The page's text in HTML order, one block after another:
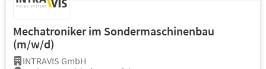
Mechatroniker im Sondermaschinenbau
(m/w/d)
INTRAVIS GmbH